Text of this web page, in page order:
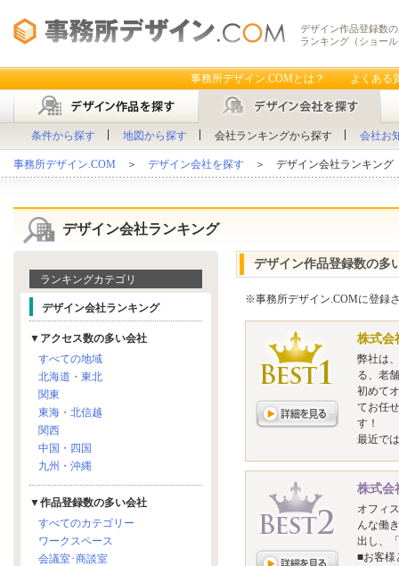
デザイン作品登録数
ランキング（ショー
事務所デザイン.COMとは？ よくある
条件から探す 地図から探す 会社ランキングから探す 会社お
事務所デザイン.COM ＞ デザイン会社を探す ＞ デザイン会社ランキング
デザイン会社ランキング
ランキングカテゴリ
デザイン会社ランキング
▼アクセス数の多い会社
すべての地域
北海道・東北
関東
東海・北信越
関西
中国・四国
九州・沖縄
▼作品登録数の多い会社
すべてのカテゴリー
ワークスペース
会議室･商談室
デザイン作品登録数の多
※事務所デザイン.COMに登録
株式会
弊社は
る、老
初めて
てお任
す！
最近で
株式会
オフィ
んな働
出し、
■お客様